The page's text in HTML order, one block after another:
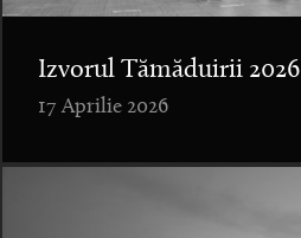
Izvorul Tămăduirii 2026
17 Aprilie 2026